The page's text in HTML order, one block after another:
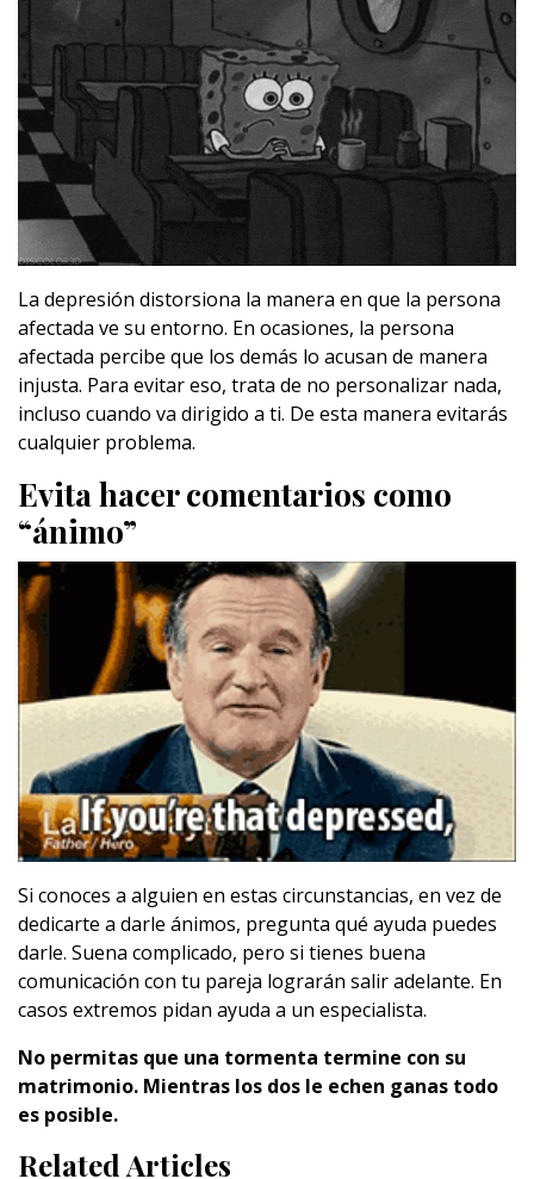
La depresión distorsiona la manera en que la persona
afectada ve su entorno. En ocasiones, la persona
afectada percibe que los demás lo acusan de manera
injusta. Para evitar eso, trata de no personalizar nada,
incluso cuando va dirigido a ti. De esta manera evitarás
cualquier problema.
Evita hacer comentarios como
“ánimo”
Si conoces a alguien en estas circunstancias, en vez de
dedicarte a darle ánimos, pregunta qué ayuda puedes
darle. Suena complicado, pero si tienes buena
comunicación con tu pareja lograrán salir adelante. En
casos extremos pidan ayuda a un especialista.
No permitas que una tormenta termine con su
matrimonio. Mientras los dos le echen ganas todo
es posible.
Related Articles